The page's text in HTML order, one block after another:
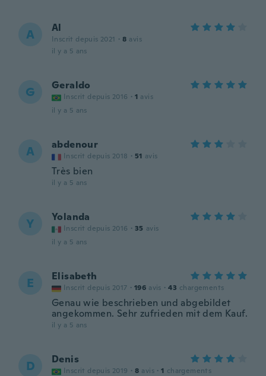
A Al
Inscrit depuis 2021 · 8 avis
il y a 5 ans
G Geraldo
Inscrit depuis 2016 · 1 avis
il y a 5 ans
A abdenour
Inscrit depuis 2018 · 51 avis
Très bien
il y a 5 ans
Y Yolanda
Inscrit depuis 2016 · 35 avis
il y a 5 ans
E Elisabeth
Inscrit depuis 2017 · 196 avis · 43 chargements
Genau wie beschrieben und abgebildet
angekommen. Sehr zufrieden mit dem Kauf.
il y a 5 ans
D Denis
Inscrit depuis 2019 · 8 avis · 1 chargements